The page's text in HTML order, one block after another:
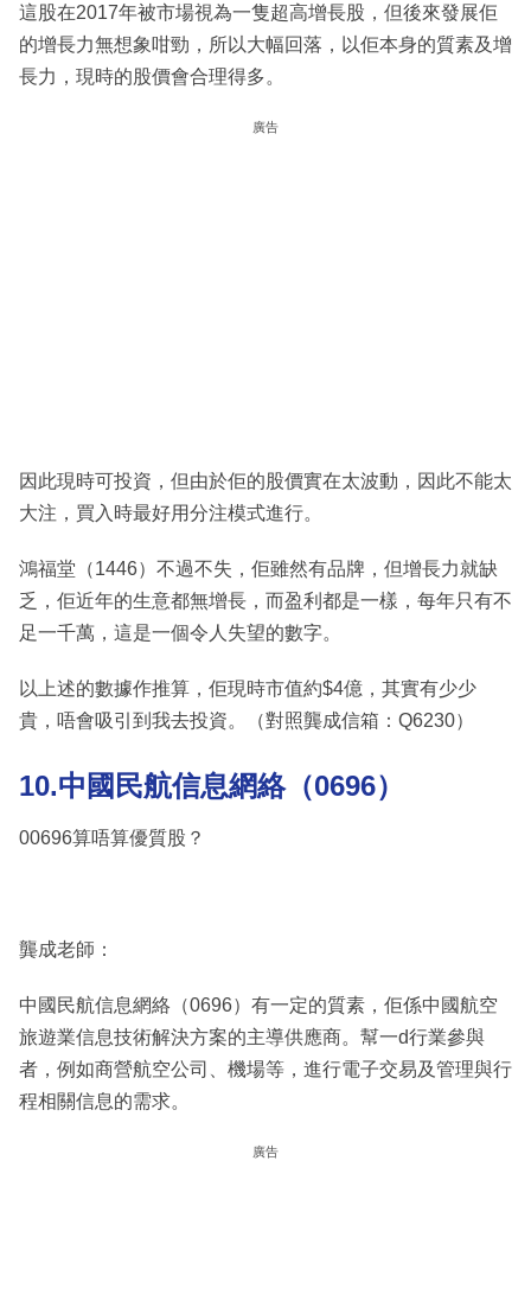
這股在2017年被市場視為一隻超高增長股，但後來發展佢
的增長力無想象咁勁，所以大幅回落，以佢本身的質素及增
長力，現時的股價會合理得多。
廣告
因此現時可投資，但由於佢的股價實在太波動，因此不能太
大注，買入時最好用分注模式進行。
鴻福堂（1446）不過不失，佢雖然有品牌，但增長力就缺
乏，佢近年的生意都無增長，而盈利都是一樣，每年只有不
足一千萬，這是一個令人失望的數字。
以上述的數據作推算，佢現時市值約$4億，其實有少少
貴，唔會吸引到我去投資。（對照龔成信箱：Q6230）
10.中國民航信息網絡（0696）
00696算唔算優質股？
龔成老師：
中國民航信息網絡（0696）有一定的質素，佢係中國航空
旅遊業信息技術解決方案的主導供應商。幫一d行業參與
者，例如商營航空公司、機場等，進行電子交易及管理與行
程相關信息的需求。
廣告